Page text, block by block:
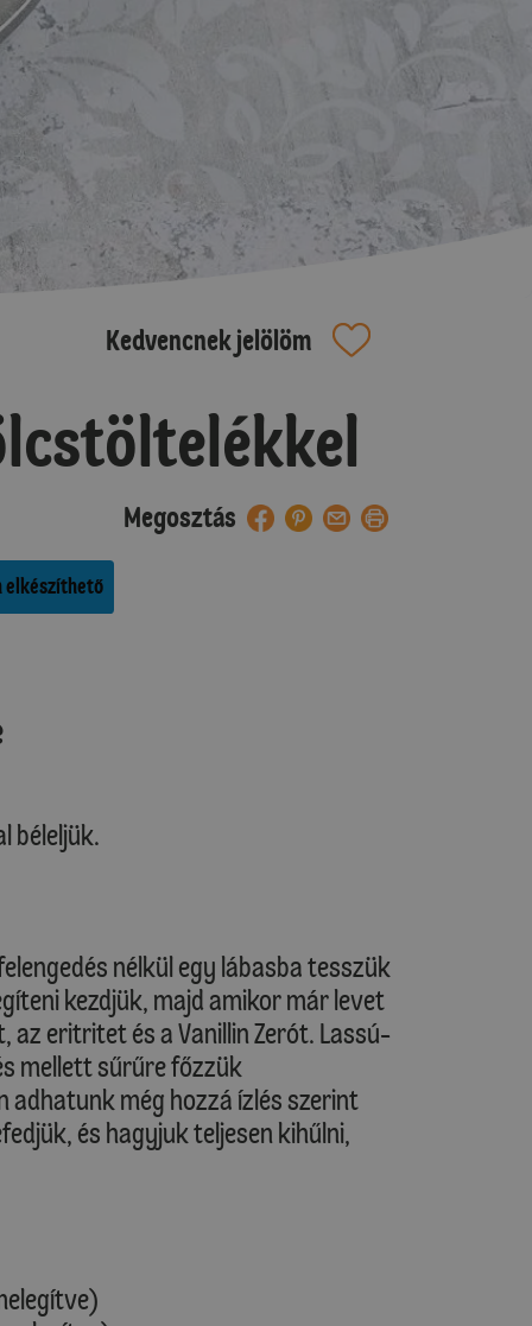
Kedvencnek jelölöm
Megosztás
elkészíthető
béleljük.
nélkül egy lábasba tesszük
kezdjük, majd amikor már levet
eritritet és a Vanillin Zerót. Lassú-
mellett sűrűre főzzük
még hozzá ízlés szerint
és hagyjuk teljesen kihűlni,